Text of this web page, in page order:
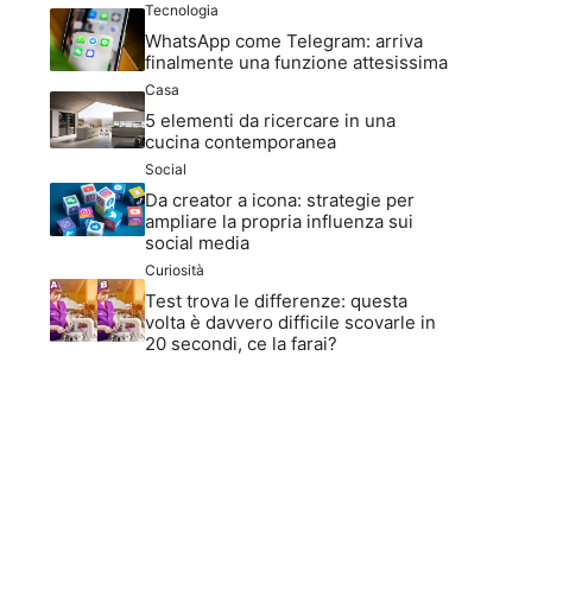
Tecnologia
WhatsApp come Telegram: arriva
finalmente una funzione attesissima
Casa
5 elementi da ricercare in una
cucina contemporanea
Social
Da creator a icona: strategie per
ampliare la propria influenza sui
social media
Curiosità
Test trova le differenze: questa
volta è davvero difficile scovarle in
20 secondi, ce la farai?